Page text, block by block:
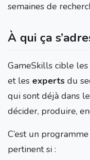
semaines de
À qui ça
GameSkills cible les
et les experts du
qui sont déjà dans
décider, produire,
C’est un
pertinent si :